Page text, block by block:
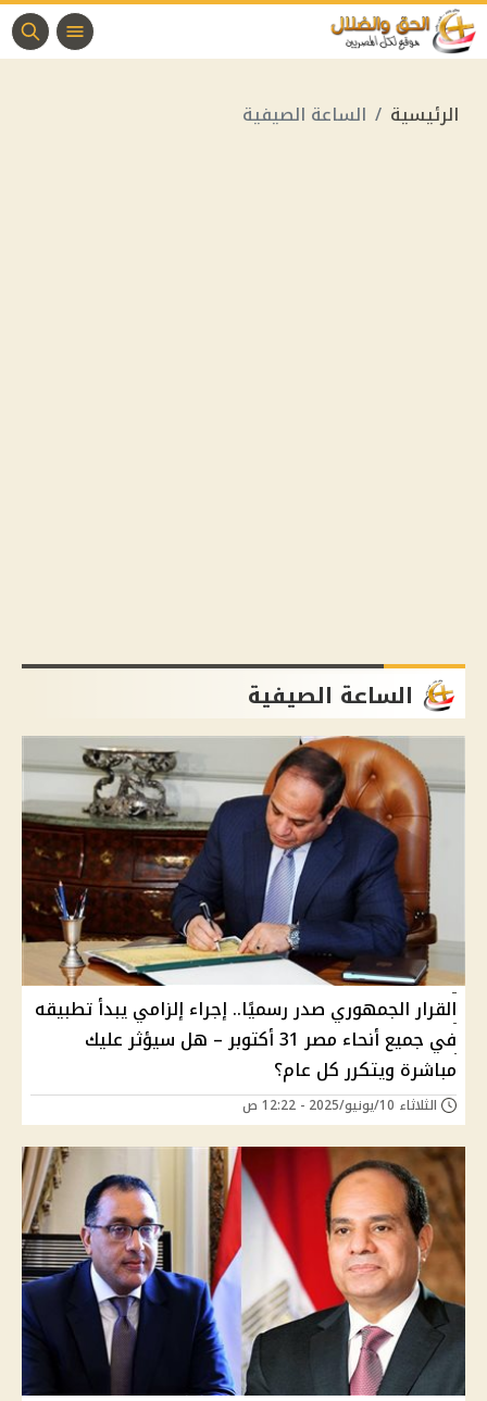
الرئيسية الساعة الصيفية
الساعة الصيفية
القرار الجمهوري صدر رسميًا.. إجراء إلزامي يبدأ تطبيقه
في جميع أنحاء مصر 31 أكتوبر – هل سيؤثر عليك
مباشرة ويتكرر كل عام؟
الثلاثاء 10/يونيو/2025 - 12:22 ص